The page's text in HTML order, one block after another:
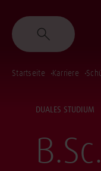
Startseite Karriere
DUALES STUDIUM
B.Sc.